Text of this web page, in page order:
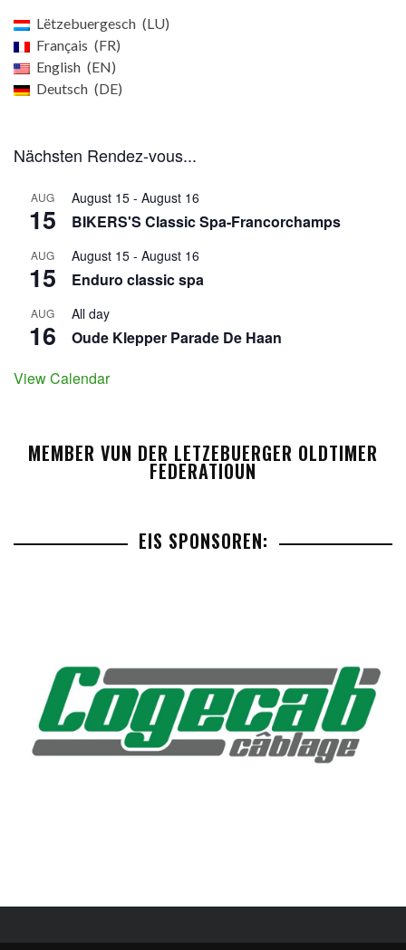
Lëtzebuergesch
LU
Français
FR
English
EN
Deutsch
DE
Nächsten Rendez-vous...
AUG
15
August 15 - August 16
BIKERS'S Classic Spa-Francorchamps
AUG
15
August 15 - August 16
Enduro classic spa
AUG
16
All day
Oude Klepper Parade De Haan
View Calendar
MEMBER VUN DER LETZEBUERGER OLDTIMER
FEDERATIOUN
EIS SPONSOREN: